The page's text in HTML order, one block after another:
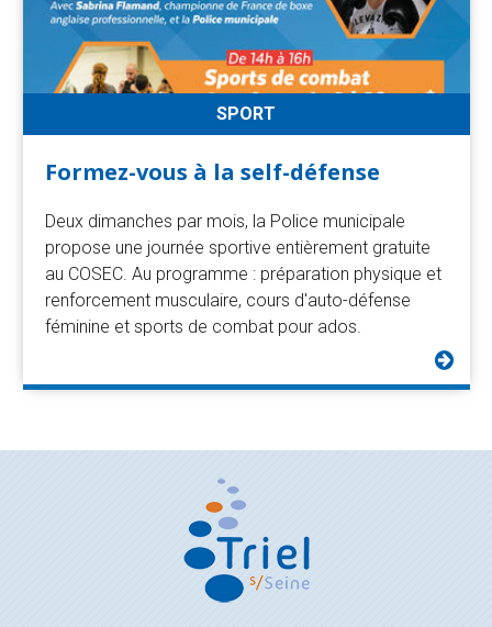
SPORT
Formez-vous à la self-défense
Deux dimanches par mois, la Police municipale
propose une journée sportive entièrement gratuite
au COSEC. Au programme : préparation physique et
renforcement musculaire, cours d'auto-défense
féminine et sports de combat pour ados.